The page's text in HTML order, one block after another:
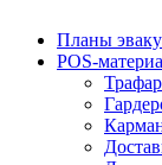
Планы
POS-